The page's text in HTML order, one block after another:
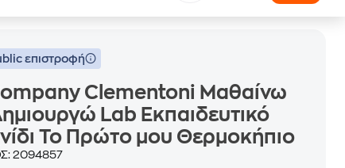
επιστροφή
Clementoni Μαθαίνω
Lab Εκπαιδευτικό
Το Πρώτο μου Θερμοκήπιο
2094857